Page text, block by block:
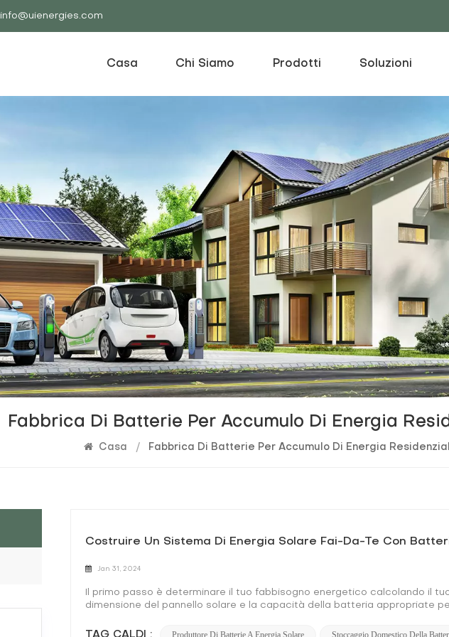
info@uienergies.com
Casa Chi Siamo Prodotti Soluzioni
Fabbrica Di Batterie Per Accumulo Di Energia
Casa / Fabbrica Di Batterie Per Accumulo Di Energia
Costruire Un Sistema Di Energia Solare Fai-Da-Te Con
Jan 31, 2024
Il primo passo è determinare il tuo fabbisogno energetico calcolando il
dimensione del pannello solare e la capacità della batteria appropriate
sufficiente. Quindi, seleziona un inverter che corrisponda alla tensione
TAG CALDI : Produttore Di Batterie A Energia Solare Stoccaggio Domestico Della